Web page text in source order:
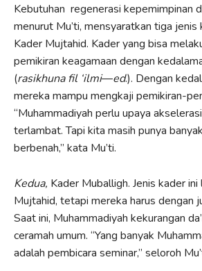
Kebutuhan regenerasi kepemimpinan
menurut Mu’ti, mensyaratkan tiga jenis
Kader Mujtahid. Kader yang bisa
pemikiran keagamaan dengan
(rasikhuna fil ‘ilmi—ed.). Dengan
mereka mampu mengkaji pemikiran-
“Muhammadiyah perlu upaya
terlambat. Tapi kita masih punya
berbenah,” kata Mu’ti.
Kedua, Kader Muballigh. Jenis kader
Mujtahid, tetapi mereka harus dengan
Saat ini, Muhammadiyah kekurangan
ceramah umum. “Yang banyak
adalah pembicara seminar,” seloroh